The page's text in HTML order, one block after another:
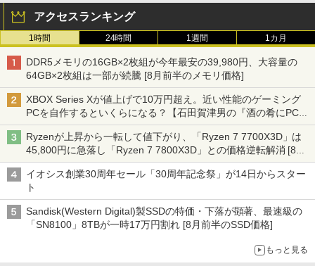
アクセスランキング
1時間 24時間 1週間 1カ月
DDR5メモリの16GB×2枚組が今年最安の39,980円、大容量の
64GB×2枚組は一部が続騰 [8月前半のメモリ価格]
XBOX Series Xが値上げで10万円超え。近い性能のゲーミング
PCを自作するといくらになる？【石田賀津男の『酒の肴にPCゲ
ーム』】
Ryzenが上昇から一転して値下がり、「Ryzen 7 7700X3D」は
45,800円に急落し「Ryzen 7 7800X3D」との価格逆転解消 [8月
前半のCPU価格]
イオシス創業30周年セール「30周年記念祭」が14日からスター
ト
Sandisk(Western Digital)製SSDの特価・下落が顕著、最速級の
「SN8100」8TBが一時17万円割れ [8月前半のSSD価格]
もっと見る